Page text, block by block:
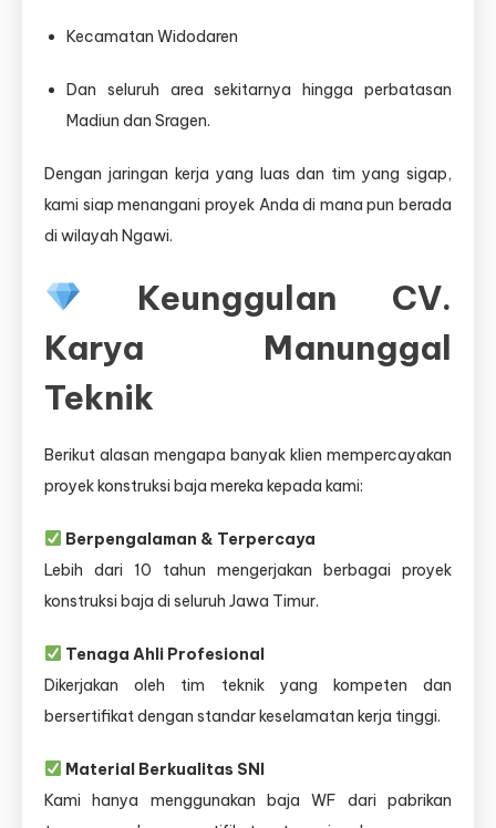
Kecamatan Widodaren
Dan seluruh area sekitarnya hingga perbatasan
Madiun dan Sragen.
Dengan jaringan kerja yang luas dan tim yang sigap,
kami siap menangani proyek Anda di mana pun berada
di wilayah Ngawi.
Keunggulan CV.
Karya Manunggal
Teknik
Berikut alasan mengapa banyak klien mempercayakan
proyek konstruksi baja mereka kepada kami:
Berpengalaman & Terpercaya
Lebih dari 10 tahun mengerjakan berbagai proyek
konstruksi baja di seluruh Jawa Timur.
Tenaga Ahli Profesional
Dikerjakan oleh tim teknik yang kompeten dan
bersertifikat dengan standar keselamatan kerja tinggi.
Material Berkualitas SNI
Kami hanya menggunakan baja WF dari pabrikan